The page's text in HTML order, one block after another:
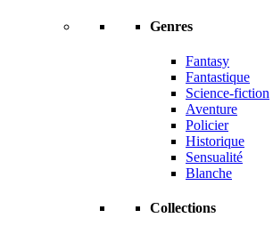
Genres
Fantasy
Fantastique
Science-fiction
Aventure
Policier
Historique
Sensualité
Blanche
Collections